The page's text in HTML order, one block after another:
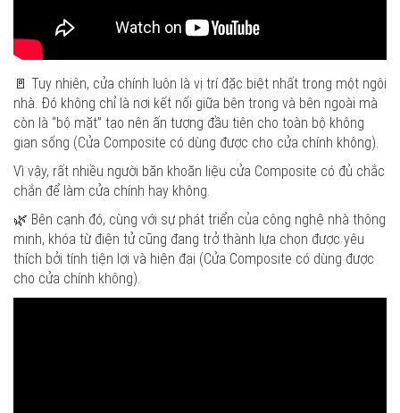
🚪 Tuy nhiên, cửa chính luôn là vị trí đặc biệt nhất trong một ngôi
nhà. Đó không chỉ là nơi kết nối giữa bên trong và bên ngoài mà
còn là “bộ mặt” tạo nên ấn tượng đầu tiên cho toàn bộ không
gian sống (Cửa Composite có dùng được cho cửa chính không).
Vì vậy, rất nhiều người băn khoăn liệu cửa Composite có đủ chắc
chắn để làm cửa chính hay không.
🌿 Bên cạnh đó, cùng với sự phát triển của công nghệ nhà thông
minh, khóa từ điện tử cũng đang trở thành lựa chọn được yêu
thích bởi tính tiện lợi và hiện đại (Cửa Composite có dùng được
cho cửa chính không).